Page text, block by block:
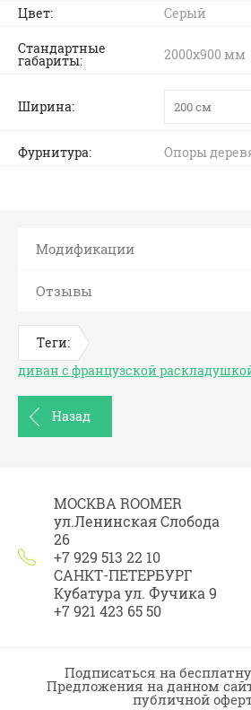
Цвет
Серый
Стандартные
габариты 2000х900 мм
Ширина 200 см
Фурнитура Опоры
Модификации
Отзывы
Теги:
диван с французской
Назад
МОСКВА ROOMER
ул.Ленинская Слобода
26
+7 929 513 22 10
САНКТ-ПЕТЕРБУРГ
Кубатура ул. Фучика 9
+7 921 423 65 50
Подписаться на
Предложения на данном
публичной